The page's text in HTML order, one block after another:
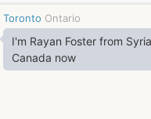
Toronto Ontario
I'm Rayan Foster from
Canada now